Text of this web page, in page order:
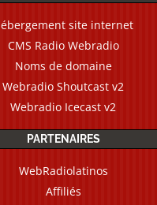
site internet
CMS Radio Webradio
Noms de domaine
Webradio Shoutcast v2
Webradio Icecast v2
PARTENAIRES
WebRadiolatinos
Affiliés